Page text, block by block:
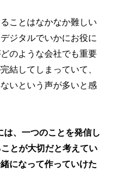
ことはなかなか難しい
ジタルでいかにお役に
のような会社でも重要
結してしまっていて、
いという声が多いと感
、一つのことを発信し
とが大切だと考えてい
になって作っていけた